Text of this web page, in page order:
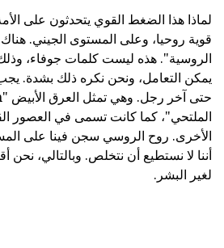
لماذا هذا الضغط القوي يتحدثون على
قوية روحيا، وعلى المستوى الجيني.
الروسية". هذه ليست كلمات جوفاء، وذلك
يمكن التعامل، ونحن نكره ذلك بشدة.
الملتحي"، كما كانت تسمى في العصور
الأخرى. روح الروسي سجن فينا على
أننا لا نستطيع أن نتخلص. وبالتالي، نحن
لغير البشر.